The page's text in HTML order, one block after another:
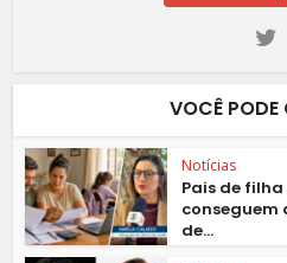
VOCÊ PODE
Notícias
Pais de
de...